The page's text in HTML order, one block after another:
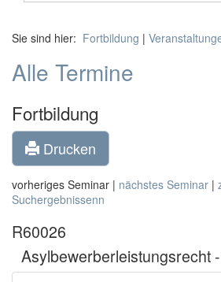
Sie sind hier: Fortbildung |
Alle Termine
Fortbildung
Drucken
vorheriges Seminar | nächstes Seminar |
Suchergebnissenn
R60026
Asylbewerberleistungsrecht